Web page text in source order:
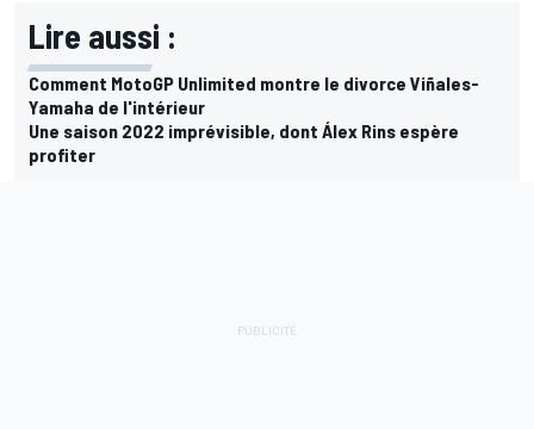
Lire aussi :
Comment MotoGP Unlimited montre le divorce Viñales-
Yamaha de l'intérieur
Une saison 2022 imprévisible, dont Álex Rins espère
profiter